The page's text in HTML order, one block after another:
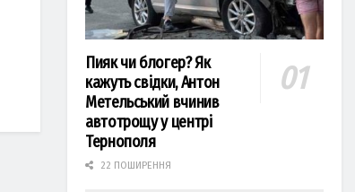
Пияк чи блогер? Як
кажуть свідки, Антон
Метельський вчинив
автотрощу у центрі
Тернополя
22 ПОШИРЕННЯ